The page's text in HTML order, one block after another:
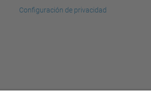
Configuración de privacidad